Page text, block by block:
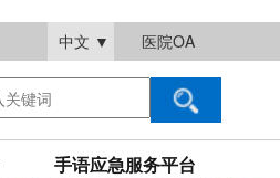
中文 ▼ 医院OA
手语应急服务平台